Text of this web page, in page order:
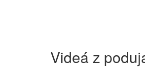
Videá z